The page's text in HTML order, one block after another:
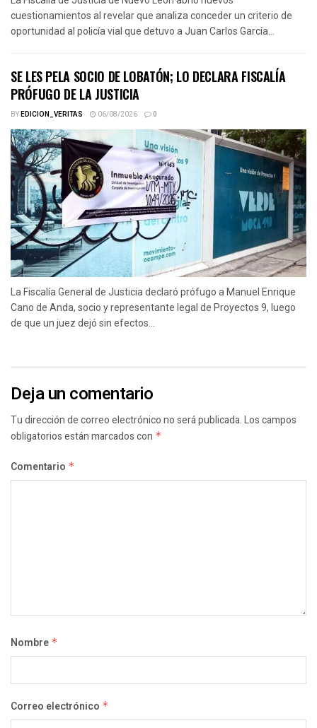
cuestionamientos al revelar que analiza conceder un criterio de
oportunidad al policía vial que detuvo a Juan Carlos García...
SE LES PELA SOCIO DE LOBATÓN; LO DECLARA FISCALÍA
PRÓFUGO DE LA JUSTICIA
BYEDICION_VERITAS 06/08/2026 0
La Fiscalía General de Justicia declaró prófugo a Manuel Enrique
Cano de Anda, socio y representante legal de Proyectos 9, luego
de que un juez dejó sin efectos...
Deja un comentario
Tu dirección de correo electrónico no será publicada.Los campos
obligatorios están marcados con *
Comentario *
Nombre *
Correo electrónico *